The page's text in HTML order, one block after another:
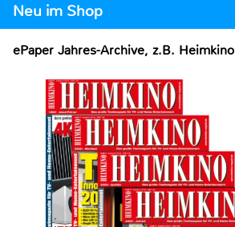
Neu im Shop
ePaper Jahres-Archive, z.B. Heimkino